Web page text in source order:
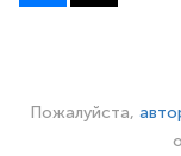
Пожалуйста,